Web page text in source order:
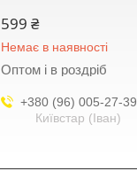
599 ₴
Немає в наявності
Оптом і в роздріб
+380 (96) 005-27-39
Київстар (Іван)